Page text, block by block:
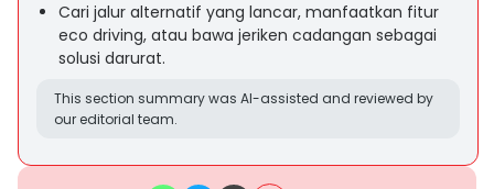
Cari jalur alternatif yang lancar, manfaatkan fitur
eco driving, atau bawa jeriken cadangan sebagai
solusi darurat.
This section summary was AI-assisted and reviewed by
our editorial team.